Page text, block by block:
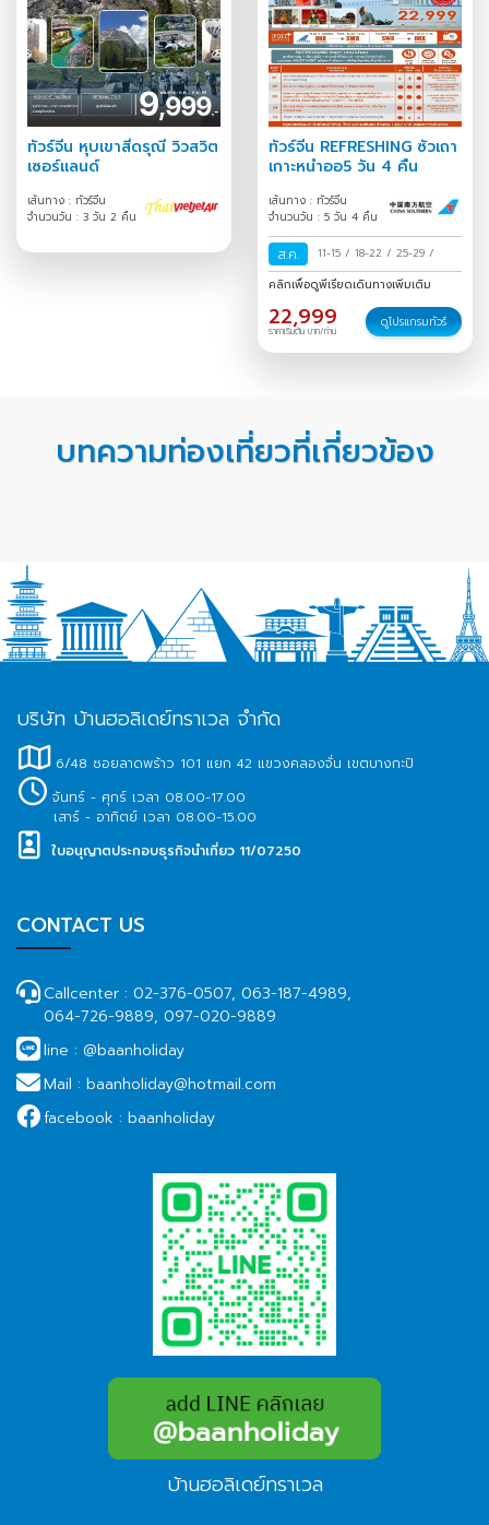
ทัวร์จีน หุบเขาสี่ดรุณี วิวสวิต
เซอร์แลนด์
เส้นทาง : ทัวร์จีน
จำนวนวัน : 3 วัน 2 คืน
ทัวร์จีน REFRESHING ซัวเถา
เกาะหนำออ5 วัน 4 คืน
เส้นทาง : ทัวร์จีน
จำนวนวัน : 5 วัน 4 คืน
ส.ค. 11-15 / 18-22 / 25-29 /
คลิกเพื่อดูพีเรียดเดินทางเพิ่มเติม
22,999
ราคาเริ่มต้น บาท/ท่าน
ดูโปรแกรมทัวร์
บทความท่องเที่ยวที่เกี่ยวข้อง
บริษัท บ้านฮอลิเดย์ทราเวล จำกัด
6/48 ซอยลาดพร้าว 101 แยก 42 แขวงคลองจั่น เขตบางกะปิ
จันทร์ - ศุกร์ เวลา 08.00-17.00
เสาร์ - อาทิตย์ เวลา 08.00-15.00
ใบอนุญาตประกอบธุรกิจนำเที่ยว 11/07250
CONTACT US
Callcenter : 02-376-0507, 063-187-4989,
064-726-9889, 097-020-9889
line : @baanholiday
Mail : baanholiday@hotmail.com
facebook : baanholiday
บ้านฮอลิเดย์ทราเวล